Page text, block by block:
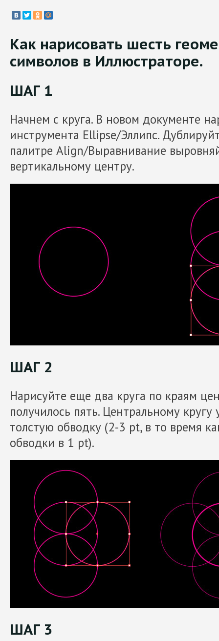
Как нарисовать шесть
символов в Иллюстраторе.
ШАГ 1
Начнем с круга. В новом документе
инструмента Ellipse/Эллипс.
палитре Align/Выравнивание
вертикальному центру.
ШАГ 2
Нарисуйте еще два круга по краям
получилось пять. Центральному кругу
толстую обводку (2-3 pt, в то время
обводки в 1 pt).
ШАГ 3